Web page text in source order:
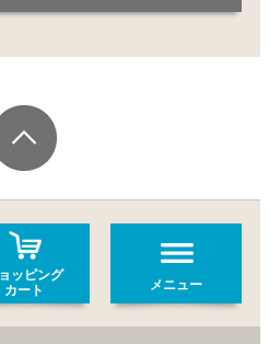
ッピング
カート
メニュー